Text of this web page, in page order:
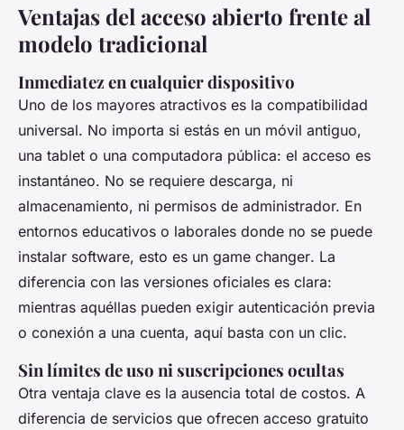
Ventajas del acceso abierto frente al
modelo tradicional
Inmediatez en cualquier dispositivo
Uno de los mayores atractivos es la compatibilidad
universal. No importa si estás en un móvil antiguo,
una tablet o una computadora pública: el acceso es
instantáneo. No se requiere descarga, ni
almacenamiento, ni permisos de administrador. En
entornos educativos o laborales donde no se puede
instalar software, esto es un game changer. La
diferencia con las versiones oficiales es clara:
mientras aquéllas pueden exigir autenticación previa
o conexión a una cuenta, aquí basta con un clic.
Sin límites de uso ni suscripciones ocultas
Otra ventaja clave es la ausencia total de costos. A
diferencia de servicios que ofrecen acceso gratuito